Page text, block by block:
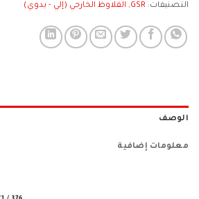
التصنيفات: GSR
, القلاوظ الخارجي (إلي - يدوي)
الوصف
معلومات إضافية